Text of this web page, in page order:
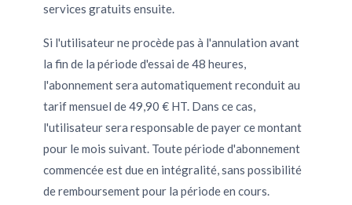
services gratuits ensuite.
Si l'utilisateur ne procède pas à l'annulation avant
la fin de la période d'essai de 48 heures,
l'abonnement sera automatiquement reconduit au
tarif mensuel de 49,90 € HT. Dans ce cas,
l'utilisateur sera responsable de payer ce montant
pour le mois suivant. Toute période d'abonnement
commencée est due en intégralité, sans possibilité
de remboursement pour la période en cours.